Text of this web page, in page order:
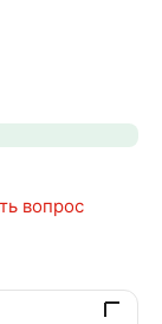
вопрос